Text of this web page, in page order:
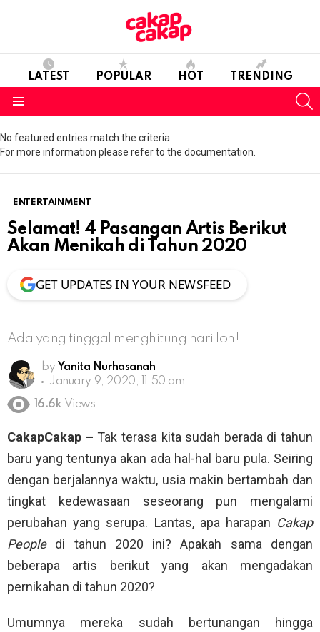
LATEST POPULAR HOT TRENDING
No featured entries match the criteria.
For more information please refer to the documentation.
ENTERTAINMENT
Selamat! 4 Pasangan Artis Berikut
Akan Menikah di Tahun 2020
GET UPDATES IN YOUR NEWSFEED
Ada yang tinggal menghitung hari loh!
by Yanita Nurhasanah
January 9, 2020, 11:50 am
16.6k Views
CakapCakap – Tak terasa kita sudah berada di tahun
baru yang tentunya akan ada hal-hal baru pula. Seiring
dengan berjalannya waktu, usia makin bertambah dan
tingkat kedewasaan seseorang pun mengalami
perubahan yang serupa. Lantas, apa harapan Cakap
People di tahun 2020 ini? Apakah sama dengan
beberapa artis berikut yang akan mengadakan
pernikahan di tahun 2020?
Umumnya mereka sudah bertunangan hingga